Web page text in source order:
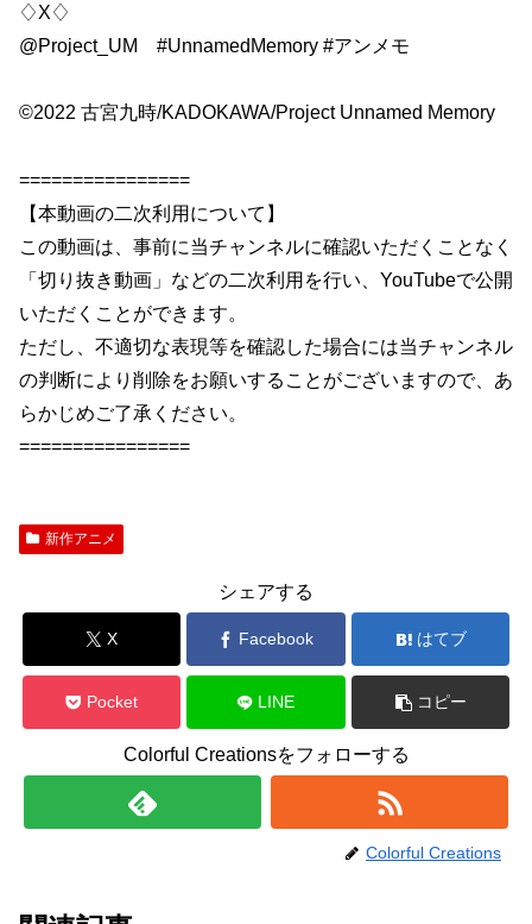
♢X♢
@Project_UM #UnnamedMemory #アンメモ
©2022 古宮九時/KADOKAWA/Project Unnamed Memory
================
【本動画の二次利用について】
この動画は、事前に当チャンネルに確認いただくことなく
「切り抜き動画」などの二次利用を行い、YouTubeで公開
いただくことができます。
ただし、不適切な表現等を確認した場合には当チャンネル
の判断により削除をお願いすることがございますので、あ
らかじめご了承ください。
================
新作アニメ
シェアする
X Facebook はてブ
Pocket LINE コピー
Colorful Creationsをフォローする
Colorful Creations